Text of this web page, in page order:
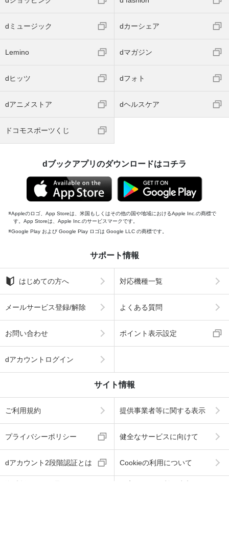
dミュージック dカーシェア
Lemino dマガジン
dヒッツ dフォト
dアニメストア dヘルスケア
ドコモスポーツくじ
dブックアプリのダウンロードはコチラ
Appleのロゴ、App Storeは、米国もしくはその他の国や地域におけるApple Inc.の商標で
す。App Storeは、Apple Inc.のサービスマークです。
Google Play および Google Play ロゴは Google LLC の商標です。
サポート情報
はじめての方へ 対応機種一覧
メールサービス登録/解除 よくある質問
お問い合わせ ポイント表示設定
dアカウントログイン
サイト情報
ご利用規約 提供事業者等に関する表示
プライバシーポリシー 健全なサービスに向けて
dアカウント2段階認証とは Cookieの利用について